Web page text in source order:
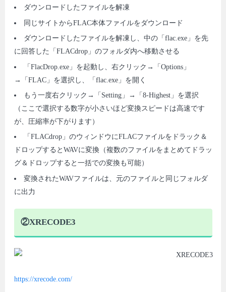
ダウンロードしたファイルを解凍
同じサイトからFLAC本体ファイルをダウンロード
ダウンロードしたファイルを解凍し、中の「flac.exe」を先
に回答した「FLACdrop」のフォルダ内へ移動させる
「FlacDrop.exe」を起動し、右クリック→「Options」
→「FLAC」を選択し、「flac.exe」を開く
もう一度右クリック→「Setting」→「8-Highest」を選択
（ここで選択する数字が小さいほど変換スピードは高速です
が、圧縮率が下がります）
「FLACdrop」のウィンドウにFLACファイルをドラック＆
ドロップするとWAVに変換（複数のファイルをまとめてドラッ
グ＆ドロップすると一括での変換も可能）
変換されたWAVファイルは、元のファイルと同じフォルダ
に出力
②XRECODE3
https://xrecode.com/